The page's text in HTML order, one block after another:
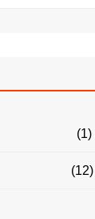
(1)
(12)